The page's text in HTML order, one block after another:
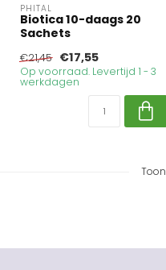
PHITAL
Biotica 10-daags 20
Sachets
€21,45 €17,55
Op voorraad. Levertijd 1 - 3
werkdagen
Toon